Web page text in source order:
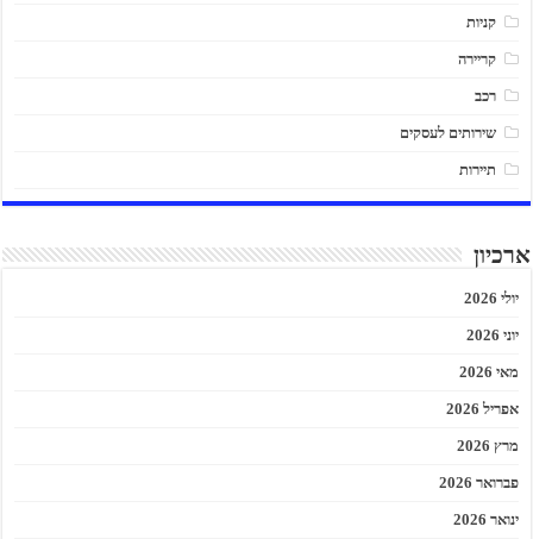
קניות
קריירה
רכב
שירותים לעסקים
תיירות
ארכיון
יולי 2026
יוני 2026
מאי 2026
אפריל 2026
מרץ 2026
פברואר 2026
ינואר 2026